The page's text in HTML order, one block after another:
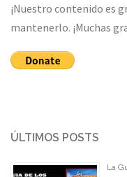
¡Nuestro contenido es
mantenerlo. ¡Muchas
ÚLTIMOS POSTS
La